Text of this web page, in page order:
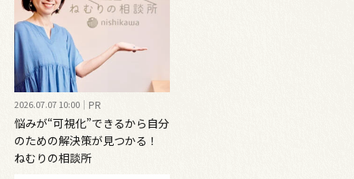
2026.07.07 10:00 PR
悩みが“可視化”できるから自分
のための解決策が見つかる！
ねむりの相談所